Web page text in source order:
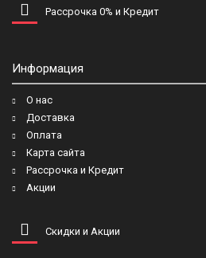
Рассрочка 0% и Кредит
Информация
О нас
Доставка
Оплата
Карта сайта
Рассрочка и Кредит
Акции
Скидки и Акции